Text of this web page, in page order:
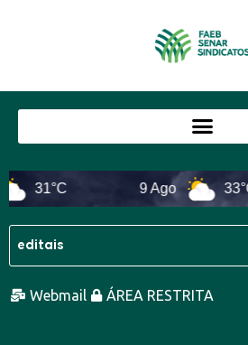
31°C 9 Ago 33°C
Webmail ÁREA RESTRITA